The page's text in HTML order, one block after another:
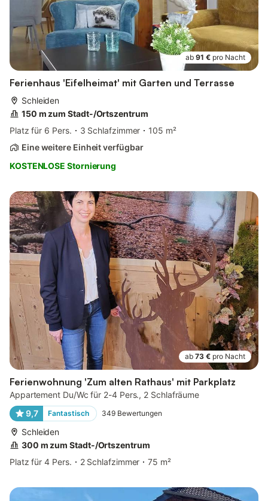
ab 91 € pro Nacht
Ferienhaus 'Eifelheimat' mit Garten und Terrasse
Schleiden
150 m zum Stadt-/Ortszentrum
Platz für 6 Pers.
3 Schlafzimmer
105 m²
Eine weitere Einheit verfügbar
KOSTENLOSE Stornierung
ab 73 € pro Nacht
Ferienwohnung 'Zum alten Rathaus' mit Parkplatz
Appartement Du/Wc für 2-4 Pers., 2 Schlafräume
9,7
Fantastisch 349 Bewertungen
Schleiden
300 m zum Stadt-/Ortszentrum
Platz für 4 Pers.
2 Schlafzimmer 75 m²